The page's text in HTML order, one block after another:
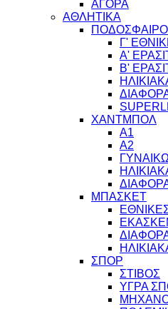
ΑΓΟΡΑ
ΑΘΛΗΤΙΚΑ
ΠΟΔΟΣΦΑΙΡΟ
Γ'
Α'
Β'
ΧΑΝΤΜΠΟΛ
Α1
Α2
ΜΠΑΣΚΕΤ
ΣΠΟΡ
ΣΤΙΒΟΣ
ΥΓΡΑ